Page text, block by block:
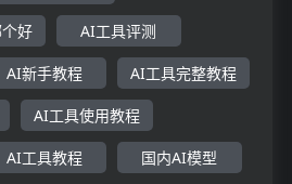
好 AI工具评测
AI新手教程 AI工具完整教程
AI工具使用教程
AI工具教程 国内AI模型